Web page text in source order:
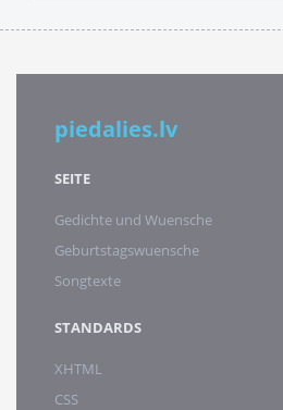
piedalies.lv
SEITE
Gedichte und Wuensche
Geburtstagswuensche
Songtexte
STANDARDS
XHTML
CSS